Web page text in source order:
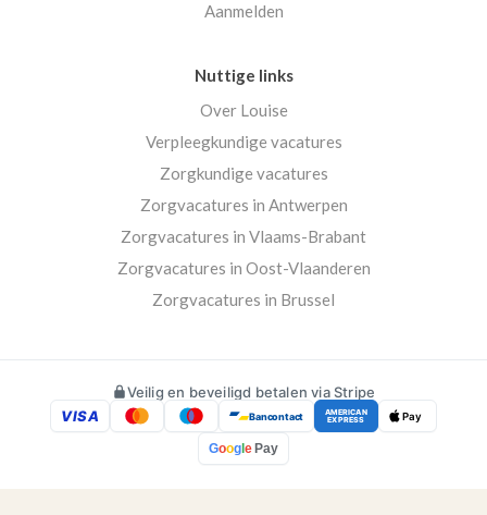
Aanmelden
Nuttige links
Over Louise
Verpleegkundige vacatures
Zorgkundige vacatures
Zorgvacatures in Antwerpen
Zorgvacatures in Vlaams-Brabant
Zorgvacatures in Oost-Vlaanderen
Zorgvacatures in Brussel
Veilig en beveiligd betalen via Stripe
VISA
Bancontact AMERICAN
EXPRESS Pay
Googl e Pay